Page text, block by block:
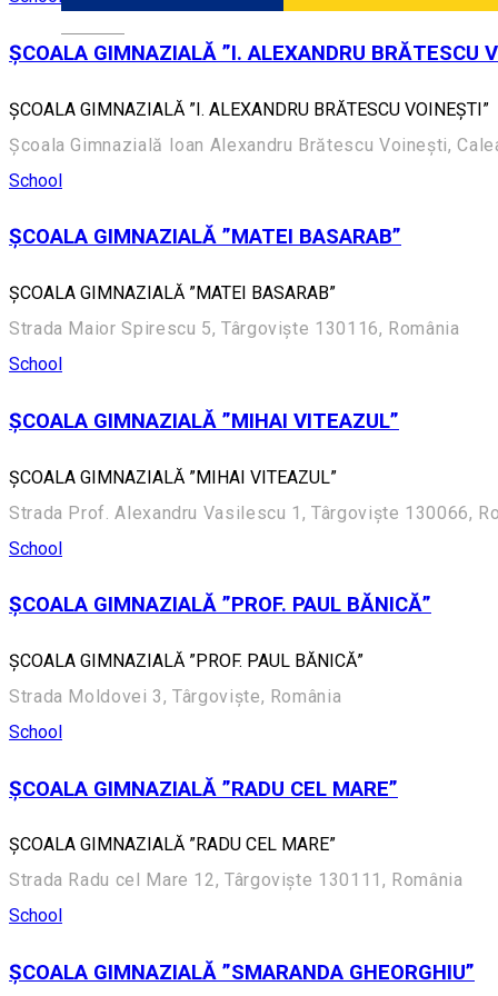
ȘCOALA GIMNAZIALĂ ”I. ALEXANDRU BRĂTESCU
ȘCOALA GIMNAZIALĂ ”I. ALEXANDRU BRĂTESCU VOINEȘTI”
Școala Gimnazială Ioan Alexandru Brătescu Voinești,
School
ȘCOALA GIMNAZIALĂ ”MATEI BASARAB”
ȘCOALA GIMNAZIALĂ ”MATEI BASARAB”
Strada Maior Spirescu 5, Târgoviște 130116, România
School
ȘCOALA GIMNAZIALĂ ”MIHAI VITEAZUL”
ȘCOALA GIMNAZIALĂ ”MIHAI VITEAZUL”
Strada Prof. Alexandru Vasilescu 1, Târgoviște 130066,
School
ȘCOALA GIMNAZIALĂ ”PROF. PAUL BĂNICĂ”
ȘCOALA GIMNAZIALĂ ”PROF. PAUL BĂNICĂ”
Strada Moldovei 3, Târgoviște, România
School
ȘCOALA GIMNAZIALĂ ”RADU CEL MARE”
ȘCOALA GIMNAZIALĂ ”RADU CEL MARE”
Strada Radu cel Mare 12, Târgoviște 130111, România
School
ȘCOALA GIMNAZIALĂ ”SMARANDA GHEORGHIU”